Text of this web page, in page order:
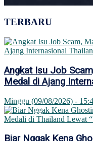
TERBARU
Angkat Isu Job
Medal di Ajang
Minggu (09/08/2026) -
Biar Nggak Kena